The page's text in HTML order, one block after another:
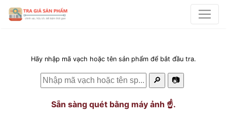
Hãy nhập mã vạch hoặc tên sản phẩm để bắt đầu tra.
🔎 📷
Sẵn sàng quét bằng máy ảnh ☝️.